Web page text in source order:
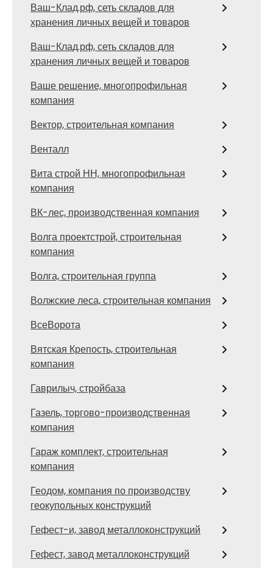
Ваш-Клад.рф, сеть складов для
хранения личных вещей и товаров
Ваш-Клад.рф, сеть складов для
хранения личных вещей и товаров
Ваше решение, многопрофильная
компания
Вектор, строительная компания
Венталл
Вита строй НН, многопрофильная
компания
ВК-лес, производственная компания
Волга проектстрой, строительная
компания
Волга, строительная группа
Волжские леса, строительная компания
ВсеВорота
Вятская Крепость, строительная
компания
Гаврилыч, стройбаза
Газель, торгово-производственная
компания
Гараж комплект, строительная
компания
Геодом, компания по производству
геокупольных конструкций
Гефест-и, завод металлоконструкций
Гефест, завод металлоконструкций